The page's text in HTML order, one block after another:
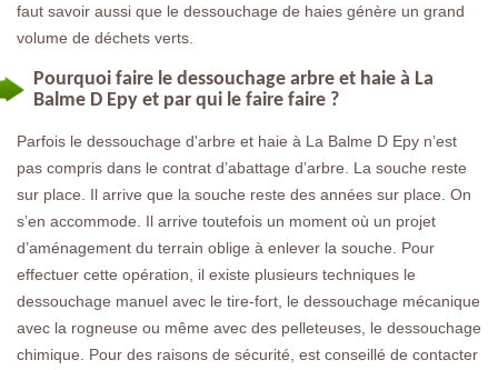
faut savoir aussi que le dessouchage de haies génère un grand
volume de déchets verts.
Pourquoi faire le dessouchage arbre et haie à La
Balme D Epy et par qui le faire faire ?
Parfois le dessouchage d'arbre et haie à La Balme D Epy n’est
pas compris dans le contrat d’abattage d’arbre. La souche reste
sur place. Il arrive que la souche reste des années sur place. On
s’en accommode. Il arrive toutefois un moment où un projet
d’aménagement du terrain oblige à enlever la souche. Pour
effectuer cette opération, il existe plusieurs techniques le
dessouchage manuel avec le tire-fort, le dessouchage mécanique
avec la rogneuse ou même avec des pelleteuses, le dessouchage
chimique. Pour des raisons de sécurité, est conseillé de contacter